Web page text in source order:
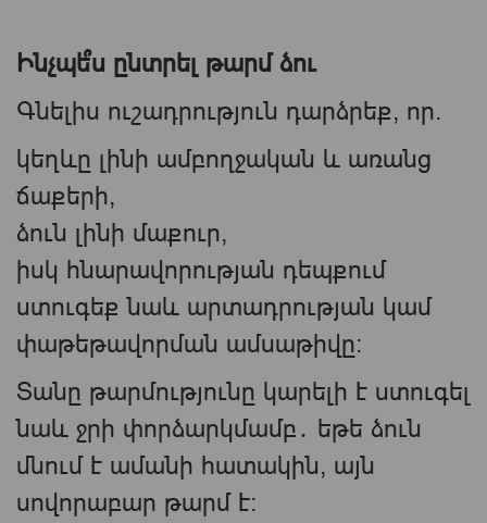
Ինչպե՞ս ընտրել թարմ ձու
Գնելիս ուշադրություն դարձրեք, որ.
կեղևը լինի ամբողջական և առանց
ճաքերի,
ձուն լինի մաքուր,
իսկ հնարավորության դեպքում
ստուգեք նաև արտադրության կամ
փաթեթավորման ամսաթիվը։
Տանը թարմությունը կարելի է ստուգել
նաև ջրի փորձարկմամբ․ եթե ձուն
մնում է ամանի հատակին, այն
սովորաբար թարմ է։